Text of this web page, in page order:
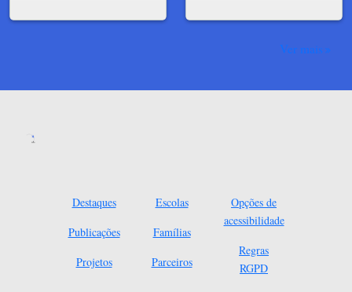
Ver mais
Destaques
Publicações
Projetos
Escolas
Famílias
Parceiros
Opções de
acessibilidade
Regras
RGPD